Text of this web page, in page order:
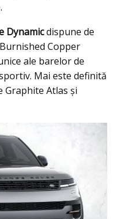
Dynamicdispune de
Copper
ale barelor de
Mai este definită
Graphite Atlas și